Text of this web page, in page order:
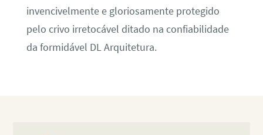
invencivelmente e gloriosamente protegido
pelo crivo irretocável ditado na confiabilidade
da formidável DL Arquitetura.